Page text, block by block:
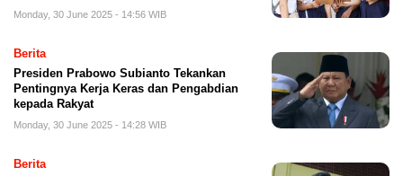
Monday, 30 June 2025 - 14:56 WIB
Berita
Presiden Prabowo Subianto Tekankan
Pentingnya Kerja Keras dan Pengabdian
kepada Rakyat
Monday, 30 June 2025 - 14:28 WIB
Berita